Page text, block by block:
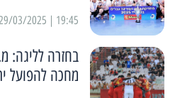
19:45 | 29/03/2025
בחזרה לליגה:
מחכה להפועל